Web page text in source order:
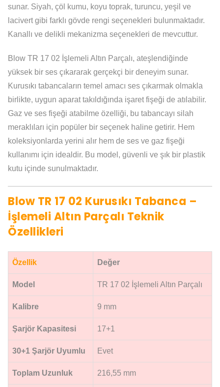
sunar. Siyah, çöl kumu, koyu toprak, turuncu, yeşil ve
lacivert gibi farklı gövde rengi seçenekleri bulunmaktadır.
Kanallı ve delikli mekanizma seçenekleri de mevcuttur.
Blow TR 17 02 İşlemeli Altın Parçalı, ateşlendiğinde
yüksek bir ses çıkararak gerçekçi bir deneyim sunar.
Kurusıkı tabancaların temel amacı ses çıkarmak olmakla
birlikte, uygun aparat takıldığında işaret fişeği de atılabilir.
Gaz ve ses fişeği atabilme özelliği, bu tabancayı silah
meraklıları için popüler bir seçenek haline getirir. Hem
koleksiyonlarda yerini alır hem de ses ve gaz fişeği
kullanımı için idealdir. Bu model, güvenli ve şık bir plastik
kutu içinde sunulmaktadır.
Blow TR 17 02 Kurusıkı Tabanca –
İşlemeli Altın Parçalı Teknik
Özellikleri
Özellik Değer
Model TR 17 02 İşlemeli Altın Parçalı
Kalibre 9 mm
Şarjör Kapasitesi 17+1
30+1 Şarjör Uyumlu Evet
Toplam Uzunluk 216,55 mm